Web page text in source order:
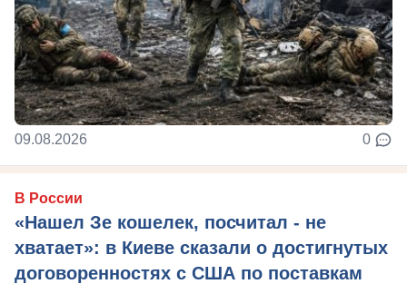
09.08.2026 0
В России
«Нашел Зе кошелек, посчитал - не
хватает»: в Киеве сказали о достигнутых
договоренностях с США по поставкам